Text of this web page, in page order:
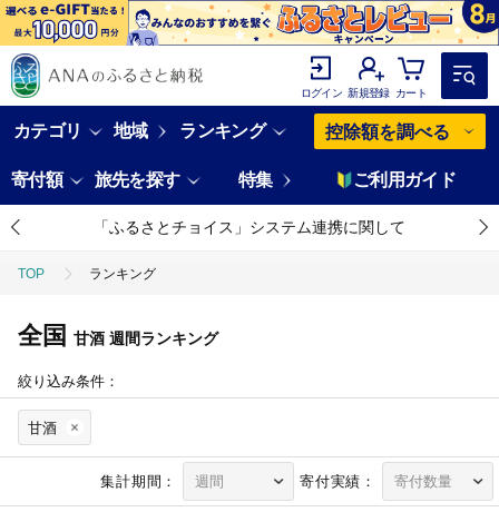
ログイン 新規登録 カート
カテゴリ 地域 ランキング 控除額を調べる
寄付額 旅先を探す 特集 ご利用ガイド
「ふるさとチョイス」システム連携に関して
TOP ランキング
全国 甘酒 週間ランキング
絞り込み条件：
甘酒
集計期間： 寄付実績：